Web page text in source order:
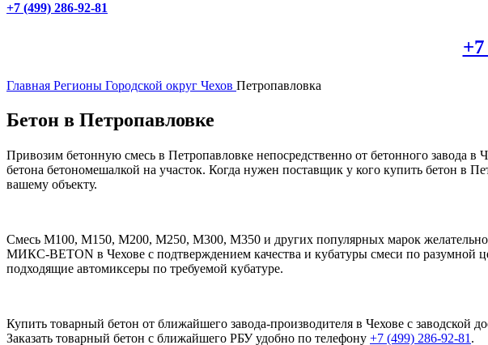
+7 (499) 286-92-81
Главная Регионы Городской округ Чехов Петропавловка
Бетон в Петропавловке
Привозим бетонную смесь в Петропавловке непосредственно от бетонного завода
бетона бетономешалкой на участок. Когда нужен поставщик у кого купить бетон в
вашему объекту.
Смесь М100, М150, М200, М250, М300, М350 и других популярных марок желательно
МИКС-BETON в Чехове с подтверждением качества и кубатуры смеси по разумной
подходящие автомиксеры по требуемой кубатуре.
Купить товарный бетон от ближайшего завода-производителя в Чехове с
Заказать товарный бетон с ближайшего РБУ удобно по телефону +7 (499) 286-92-81 .